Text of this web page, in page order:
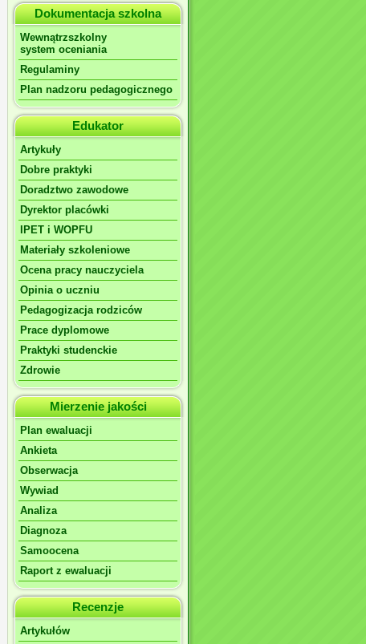
Dokumentacja szkolna
Wewnątrzszkolny
system oceniania
Regulaminy
Plan nadzoru pedagogicznego
Edukator
Artykuły
Dobre praktyki
Doradztwo zawodowe
Dyrektor placówki
IPET i WOPFU
Materiały szkoleniowe
Ocena pracy nauczyciela
Opinia o uczniu
Pedagogizacja rodziców
Prace dyplomowe
Praktyki studenckie
Zdrowie
Mierzenie jakości
Plan ewaluacji
Ankieta
Obserwacja
Wywiad
Analiza
Diagnoza
Samoocena
Raport z ewaluacji
Recenzje
Artykułów